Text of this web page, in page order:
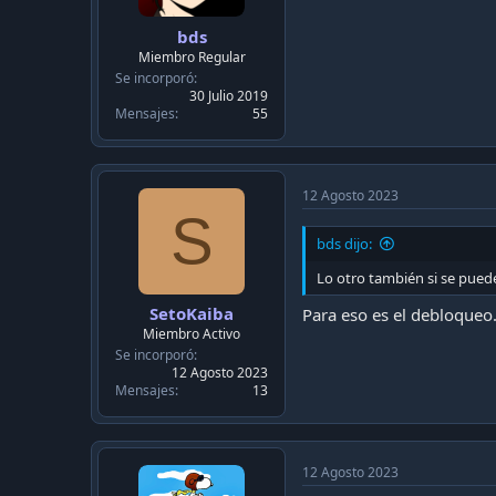
a
c
i
ó
n
bds
Miembro Regular
Se incorporó
30 Julio 2019
Mensajes
55
S
SetoKaiba
Miembro Activo
Se incorporó
12 Agosto 2023
Mensajes
13
12 Agosto 2023
bds dijo:
Lo otro también si se
Para eso es el debloqueo.
12 Agosto 2023